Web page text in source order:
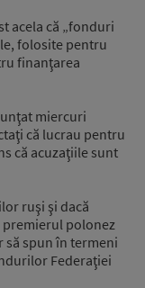
acela că „fonduri
folosite pentru
finanţarea
miercuri
că lucrau pentru
că acuzaţiile sunt
ruşi şi dacă
premierul polonez
să spun în termeni
Federaţiei